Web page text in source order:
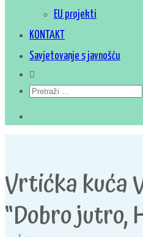
EU projekti
KONTAKT
Savjetovanje s javnošću
Pretraži:
Vrtićka kuća
“Dobro jutro,